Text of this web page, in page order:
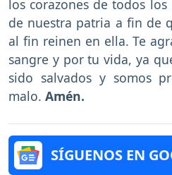
los corazones de todos
de nuestra patria a fin de
al fin reinen en ella. Te
sangre y por tu vida, ya
sido salvados y somos
malo. Amén.
SÍGUENOS EN